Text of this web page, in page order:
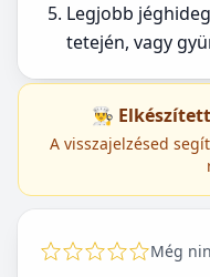
Legjobb
tetején, vagy
👨‍🍳
A visszajelzésed
Még